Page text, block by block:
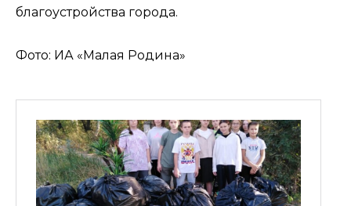
благоустройства города.
Фото: ИА «Малая Родина»